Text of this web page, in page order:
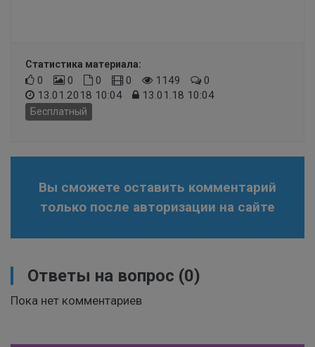
Статистика материала:
0 0 0 0 1149
0
13.01.2018 10:04
13.01.18 10:04
Бесплатный
Вы сможете оставить комментарий
только после авторизации на сайте
Ответы на вопрос (0)
Пока нет комментариев